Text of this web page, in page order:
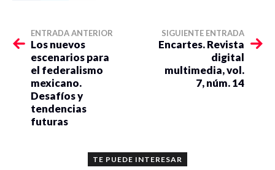
ENTRADA ANTERIOR
Los nuevos
escenarios para
el federalismo
mexicano.
Desafíos y
tendencias
futuras
SIGUIENTE ENTRADA
Encartes. Revista
digital
multimedia, vol.
7, núm. 14
TE PUEDE INTERESAR